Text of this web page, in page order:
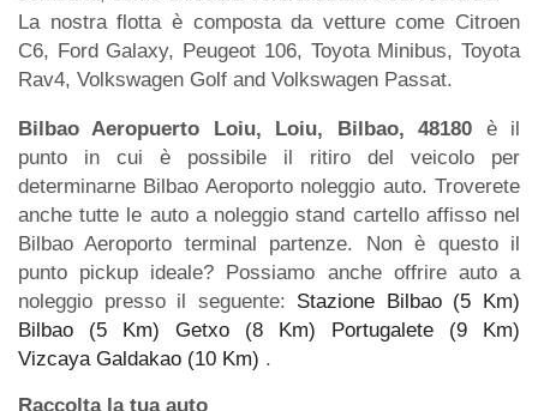
La nostra flotta è composta da vetture come Citroen
C6, Ford Galaxy, Peugeot 106, Toyota Minibus, Toyota
Rav4, Volkswagen Golf and Volkswagen Passat.
Bilbao Aeropuerto Loiu, Loiu, Bilbao, 48180 è il
punto in cui è possibile il ritiro del veicolo per
determinarne Bilbao Aeroporto noleggio auto. Troverete
anche tutte le auto a noleggio stand cartello affisso nel
Bilbao Aeroporto terminal partenze. Non è questo il
punto pickup ideale? Possiamo anche offrire auto a
noleggio presso il seguente: Stazione Bilbao (5 Km)
Bilbao (5 Km)
Getxo (8 Km)
Portugalete (9 Km)
Vizcaya Galdakao (10 Km) .
Raccolta la tua auto